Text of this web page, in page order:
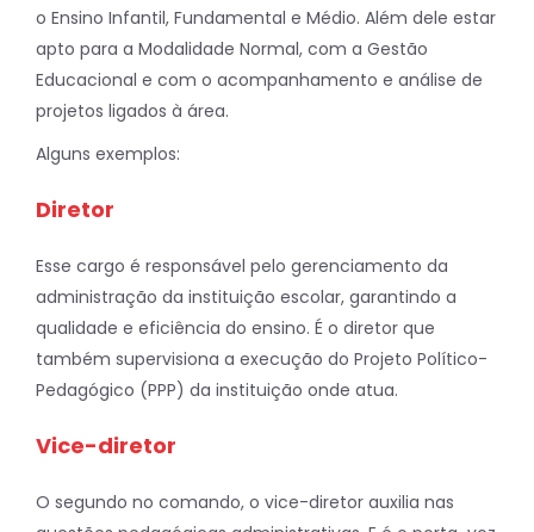
o Ensino Infantil, Fundamental e Médio. Além dele estar
apto para a Modalidade Normal, com a Gestão
Educacional e com o acompanhamento e análise de
projetos ligados à área.
Alguns exemplos:
Diretor
Esse cargo é responsável pelo gerenciamento da
administração da instituição escolar, garantindo a
qualidade e eficiência do ensino. É o diretor que
também supervisiona a execução do Projeto Político-
Pedagógico (PPP) da instituição onde atua.
Vice-diretor
O segundo no comando, o vice-diretor auxilia nas